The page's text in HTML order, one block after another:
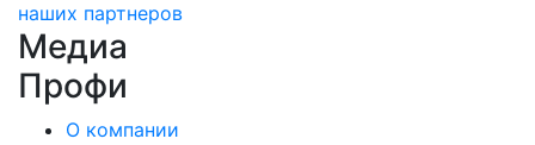
наших партнеров
Медиа
Профи
О компании